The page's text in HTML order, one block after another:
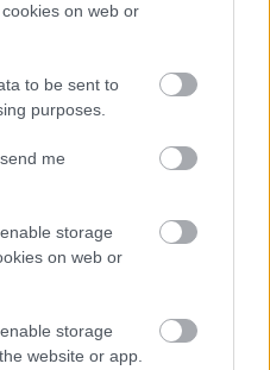
on web or
to be sent to
purposes.
me
storage
on web or
storage
website or app.